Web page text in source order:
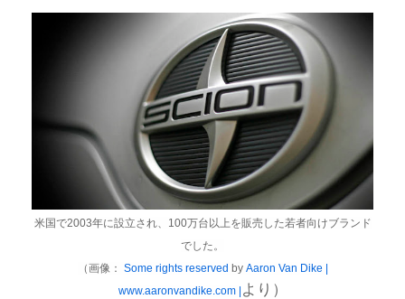
米国で2003年に設立され、100万台以上を販売した若者向けブランド
でした。
（画像： Some rights reserved by Aaron Van Dike |
www.aaronvandike.com | より）